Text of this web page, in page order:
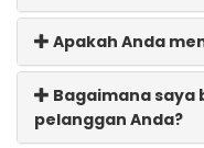
Apakah Anda
Bagaimana saya
pelanggan Anda?